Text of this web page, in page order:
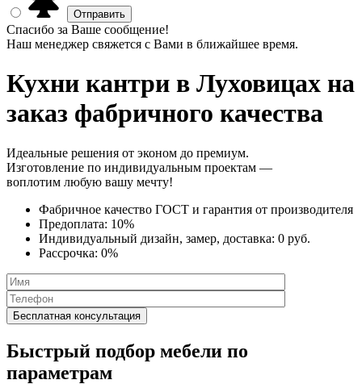
Спасибо за Ваше сообщение!
Наш менеджер свяжется с Вами в ближайшее время.
Кухни кантри в Луховицах на
заказ фабричного качества
Идеальные решения от эконом до премиум.
Изготовление по индивидуальным проектам —
воплотим любую вашу мечту!
Фабричное качество ГОСТ и гарантия от производителя
Предоплата: 10%
Индивидуальный дизайн, замер, доставка: 0 руб.
Рассрочка: 0%
Быстрый подбор мебели по
параметрам